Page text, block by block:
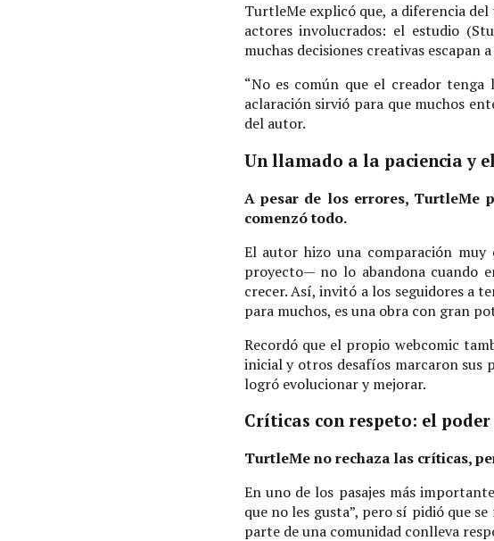
TurtleMe explicó que, a diferencia
actores involucrados: el estudio
muchas decisiones creativas escapan
“No es común que el creador
aclaración sirvió para que muchos
del autor.
Un llamado a la paciencia y
A pesar de los errores, TurtleMe
comenzó todo.
El autor hizo una comparación
proyecto— no lo abandona cuando
crecer. Así, invitó a los seguidores a
para muchos, es una obra con gran
Recordó que el propio webcomic
inicial y otros desafíos marcaron sus
logró evolucionar y mejorar.
Críticas con respeto: el
TurtleMe no rechaza las críticas,
En uno de los pasajes más
que no les gusta”, pero sí pidió que
parte de una comunidad conlleva